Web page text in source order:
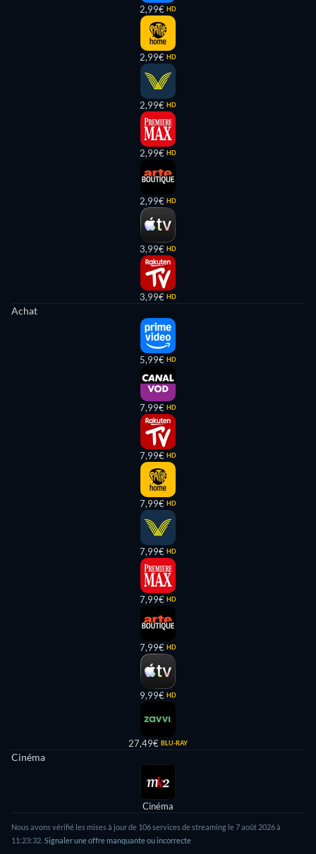
2,99€ HD
2,99€ HD
2,99€ HD
2,99€ HD
2,99€ HD
3,99€ HD
3,99€ HD
Achat
5,99€ HD
7,99€ HD
7,99€ HD
7,99€ HD
7,99€ HD
7,99€ HD
7,99€ HD
9,99€ HD
27,49€ BLU-RAY
Cinéma
Cinéma
Nous avons vérifié les mises à jour de 106 services de streaming le 7 août 2026 à
11:23:32. Signaler une offre manquante ou incorrecte